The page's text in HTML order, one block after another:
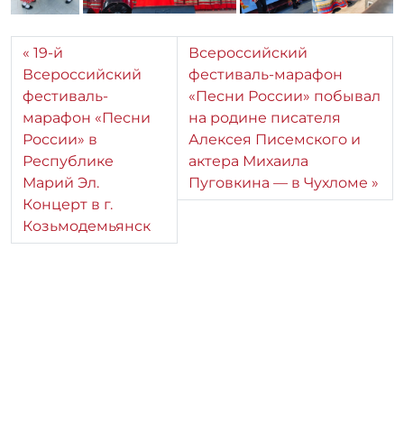
19-й
Всероссийский
фестиваль-
марафон «Песни
России» в
Республике
Марий Эл.
Концерт в г.
Козьмодемьянск
Всероссийский
фестиваль-марафон
«Песни России» побывал
на родине писателя
Алексея Писемского и
актера Михаила
Пуговкина — в Чухломе